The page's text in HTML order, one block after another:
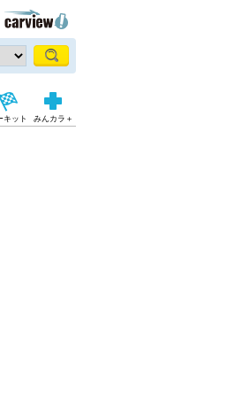
キット みんカラ＋